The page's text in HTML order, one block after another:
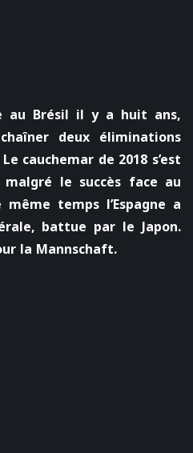
au Brésil il y a huit ans,
deux éliminations
cauchemar de 2018 s’est
le succès face au
temps l’Espagne a
battue par le Japon.
la Mannschaft.